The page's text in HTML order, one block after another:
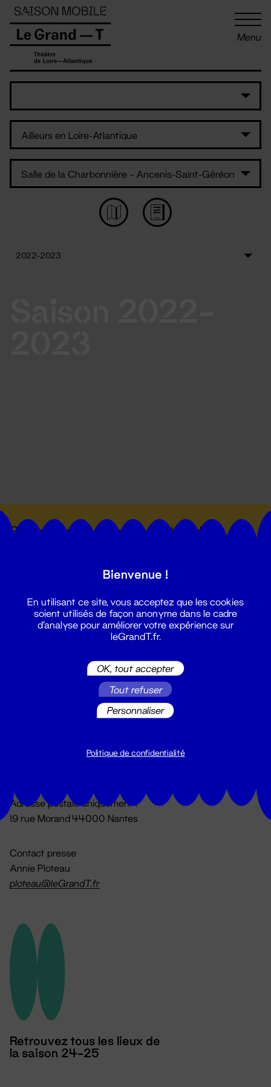
Menu
Suivez toutes les actualités du
Du lundi au vendredi 14h → 18h
Adresse postale uniquement :
19 rue Morand 44000 Nantes
Contact presse
Annie Ploteau
ploteau@leGrandT.fr
Retrouvez tous les lieux de
la saison 24-25
Panneau de gestion des cookies
Bienvenue !
En utilisant ce site, vous acceptez que les cookies
soient utilisés de façon anonyme dans le cadre
d'analyse pour améliorer votre expérience sur
leGrandT.fr.
OK, tout accepter
Tout refuser
Personnaliser
Politique de confidentialité